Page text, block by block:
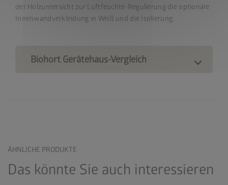
der Holzuntersicht zur Luftfeuchte-Regulierung die optionale
Innenwandverkleidung in Weiß und die Isolierung.
Biohort Gerätehaus-Vergleich
ÄHNLICHE PRODUKTE
Das könnte Sie auch interessieren